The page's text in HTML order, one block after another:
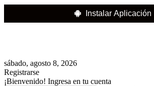
Instalar Aplicación
sábado, agosto 8, 2026
Registrarse
¡Bienvenido! Ingresa en tu cuenta